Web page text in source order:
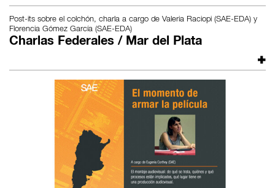
Post-its sobre el colchón, charla a cargo de Valeria Raciopi (SAE-EDA) y
Florencia Gómez García (SAE-EDA)
Charlas Federales / Mar del Plata